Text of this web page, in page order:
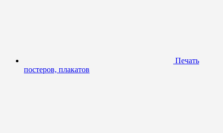
Печать
постеров, плакатов